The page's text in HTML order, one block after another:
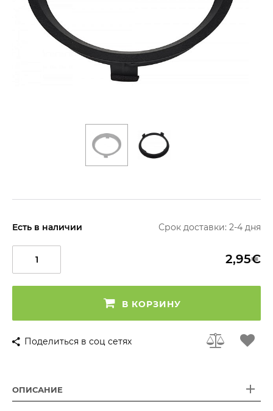
Есть в наличии Срок доставки: 2-4 дня
2,95€
В КОРЗИНУ
Поделиться в соц сетях
ОПИСАНИЕ